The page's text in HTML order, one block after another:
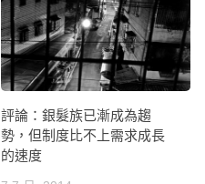
評論：銀髮族已漸成為趨
勢，但制度比不上需求成長
的速度